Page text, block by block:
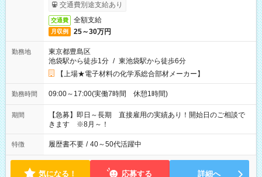
交通費別途支給あり
交通費 全額支給
月収例 25～30万円
勤務地
東京都豊島区
池袋駅から徒歩1分 / 東池袋駅から徒歩6分
【上場★電子材料の化学系総合部材メーカー】
勤務時間 09:00～17:00(実働7時間 休憩1時間)
期間
【急募】即日～長期 直接雇用の実績あり！開始日のご相談で
きます ※8月～！
特徴 履歴書不要 / 40～50代活躍中
気になる！ 応募する 詳細へ